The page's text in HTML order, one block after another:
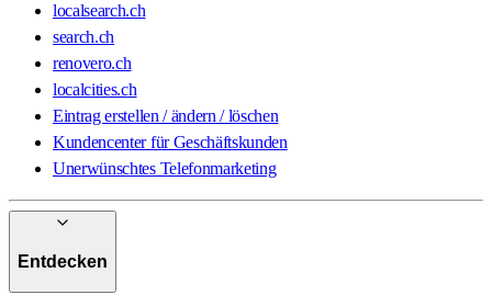
localsearch.ch
search.ch
renovero.ch
localcities.ch
Eintrag erstellen / ändern / löschen
Kundencenter für Geschäftskunden
Unerwünschtes Telefonmarketing
Entdecken